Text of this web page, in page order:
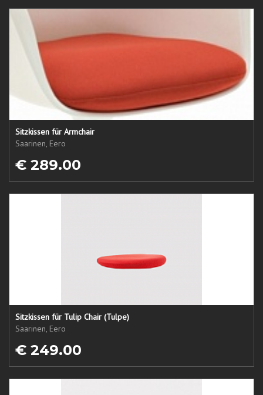
Sitzkissen für Armchair
Saarinen, Eero
€ 289.00
Sitzkissen für Tulip Chair (Tulpe)
Saarinen, Eero
€ 249.00